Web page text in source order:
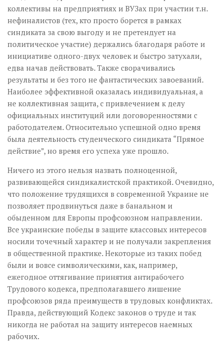
коллективы на предприятиях и ВУЗах при участии т.н.
нефиналистов (тех, кто просто борется в рамках
синдиката за свою выгоду и не претендует на
политическое участие) держались благодаря работе и
инициативе одного-двух человек и быстро затухали,
едва начав действовать. Также сворачивались
результаты и без того не фантастических завоеваний.
Наиболее эффективной оказалась индивидуальная, а
не коллективная защита, с привлечением к делу
официальных институций или договоренностями с
работодателем. Относительно успешной одно время
была деятельность студенческого синдиката “Прямое
действие”, но время его успеха уже прошло.
Ничего из этого нельзя назвать полноценной,
развивающейся синдикалистской практикой. Очевидно,
что положение трудящихся в современной Украине не
позволяет продвинуться даже в банальном и
обыденном для Европы профсоюзном направлении.
Все украинские победы в защите классовых интересов
носили точечный характер и не получали закрепления
в общественной практике. Некоторые из таких побед
были и вовсе символическими, как, например,
ежегодное оттягивание принятия антирабочего
Трудового кодекса, предполагавшего лишение
профсоюзов ряда преимуществ в трудовых конфликтах.
Правда, действующий Кодекс законов о труде и так
никогда не работал на защиту интересов наемных
рабочих.